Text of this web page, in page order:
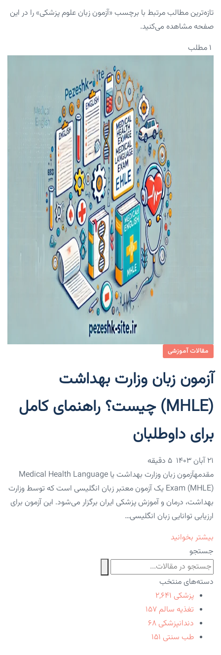
تازه‌ترین مطالب مرتبط با برچسب «آزمون زبان علوم پزشکی» را در این
صفحه مشاهده می‌کنید.
۱ مطلب
مقالات آموزشی
آزمون زبان وزارت بهداشت
(MHLE) چیست؟ راهنمای کامل
برای داوطلبان
۲۱ آبان ۱۴۰۳
مقدمهآزمون زبان وزارت بهداشت یا Medical Health Language
Exam (MHLE) یک آزمون معتبر زبان انگلیسی است که توسط وزارت
بهداشت، درمان و آموزش پزشکی ایران برگزار می‌شود. این آزمون برای
ارزیابی توانایی زبان انگلیسی…
بیشتر بخوانید
جستجو
دسته‌های منتخب
پزشکی ۲,۶۴۱
تغذیه سالم ۱۵۷
دندانپزشکی ۶۸
طب سنتی ۱۵۱